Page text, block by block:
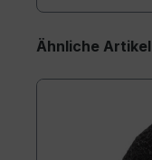
Ähnliche Artikel